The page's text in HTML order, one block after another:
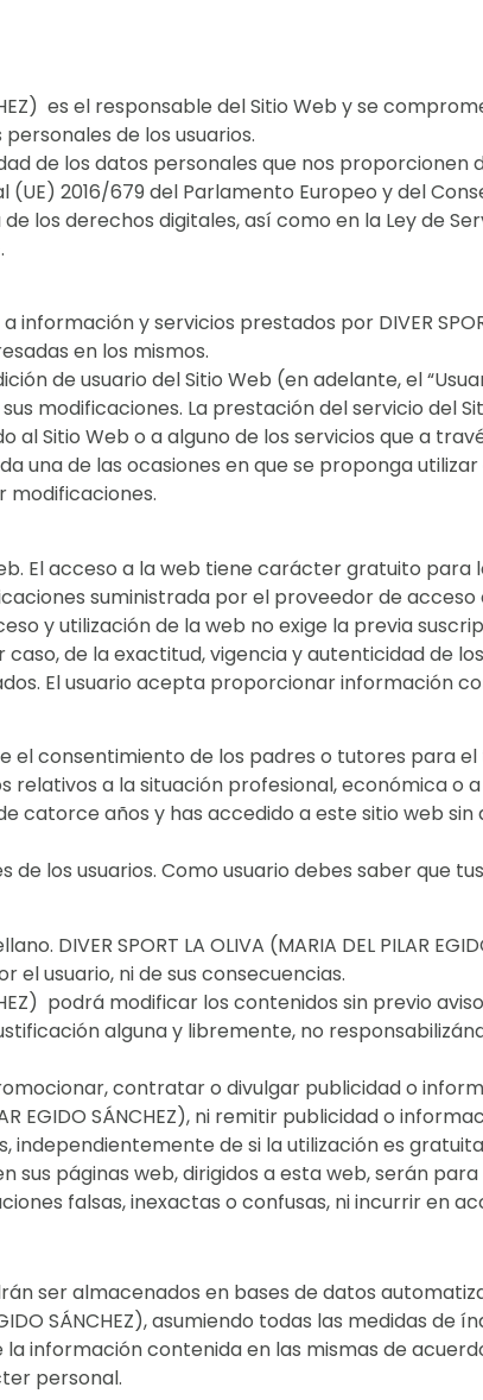
es el responsable del Sitio Web y se
de los usuarios.
de los datos personales que nos proporcionen
2016/679 del Parlamento Europeo y del
los derechos digitales, así como en la Ley de
y servicios prestados por DIVER
en los mismos.
de usuario del Sitio Web (en adelante, el
modificaciones. La prestación del servicio del
Sitio Web o a alguno de los servicios que a
de las ocasiones en que se proponga utilizar
modificaciones.
El acceso a la web tiene carácter gratuito para
suministrada por el proveedor de
y utilización de la web no exige la previa
de la exactitud, vigencia y autenticidad de
El usuario acepta proporcionar información
el consentimiento de los padres o tutores para
relativos a la situación profesional, económica o
catorce años y has accedido a este sitio web
los usuarios. Como usuario debes saber que
DIVER SPORT LA OLIVA (MARIA DEL PILAR
usuario, ni de sus consecuencias.
podrá modificar los contenidos sin previo
alguna y libremente, no
contratar o divulgar publicidad o
EGIDO SÁNCHEZ), ni remitir publicidad o
independientemente de si la utilización es
sus páginas web, dirigidos a esta web, serán
falsas, inexactas o confusas, ni incurrir en
ser almacenados en bases de datos
SÁNCHEZ), asumiendo todas las medidas
información contenida en las mismas de
personal.